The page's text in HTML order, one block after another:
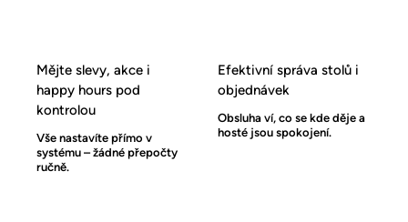
Mějte slevy, akce i
happy hours pod
kontrolou
Vše nastavíte přímo v
systému – žádné přepočty
ručně.
Efektivní správa stolů i
objednávek
Obsluha ví, co se kde děje a
hosté jsou spokojení.